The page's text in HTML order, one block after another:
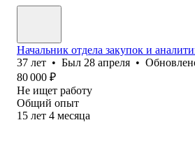
Начальник отдела закупок и
37 лет • Был 28 апреля •
80 000 ₽
Не ищет работу
Общий опыт
15 лет 4 месяца